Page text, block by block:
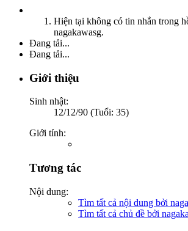
Hiện tại không có tin nhắn trong
nagakawasg.
Đang tải...
Đang tải...
Giới thiệu
Sinh nhật:
12/12/90 (Tuổi: 35)
Giới tính:
Tương tác
Nội dung:
Tìm tất cả nội dung bởi
Tìm tất cả chủ đề bởi